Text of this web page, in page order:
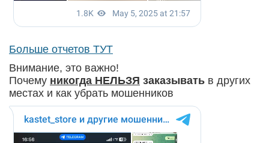
Больше отчетов ТУТ
Внимание, это важно!
Почему никогда НЕЛЬЗЯ заказывать в других
местах и как убрать мошенников